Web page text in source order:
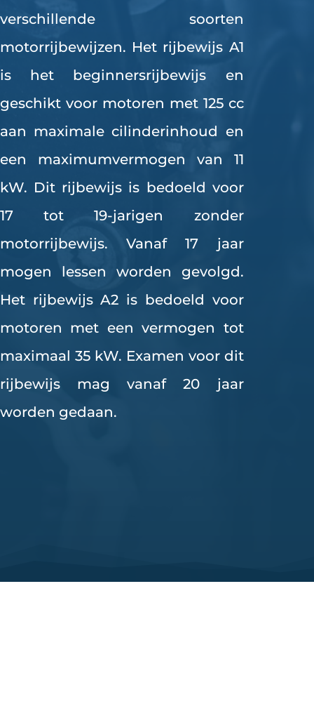
verschillende soorten
motorrijbewijzen. Het rijbewijs A1
is het beginnersrijbewijs en
geschikt voor motoren met 125 cc
aan maximale cilinderinhoud en
een maximumvermogen van 11
kW. Dit rijbewijs is bedoeld voor
17 tot 19-jarigen zonder
motorrijbewijs. Vanaf 17 jaar
mogen lessen worden gevolgd.
Het rijbewijs A2 is bedoeld voor
motoren met een vermogen tot
maximaal 35 kW. Examen voor dit
rijbewijs mag vanaf 20 jaar
worden gedaan.